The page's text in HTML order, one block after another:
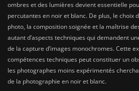
ombres et des lumières devient essentielle
percutantes en noir et blanc. De plus, le choix
photo, la composition soignée et la maîtrise
autant d’aspects techniques qui demandent
de la capture d’images monochromes. Cette
compétences techniques peut constituer un
les photographes moins expérimentés
de la photographie en noir et blanc.